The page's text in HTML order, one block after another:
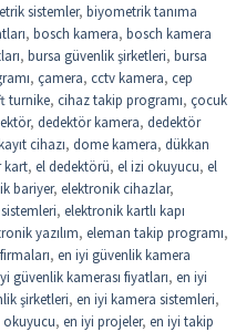
sistemler, biyometrik tanıma
, bosch kamera, bosch kamera
, bursa güvenlik şirketleri, bursa
, çamera, cctv kamera, cep
turnike, cihaz takip programı, çocuk
, dedektör kamera, dedektör
cihazı, dome kamera, dükkan
kart, el dedektörü, el izi okuyucu, el
bariyer, elektronik cihazlar,
, elektronik kartlı kapı
yazılım, eleman takip programı,
, en iyi güvenlik kamera
güvenlik kamerası fiyatları, en iyi
şirketleri, en iyi kamera sistemleri,
, en iyi projeler, en iyi takip